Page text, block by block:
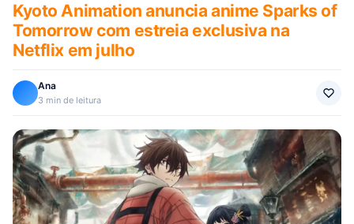
Kyoto Animation anuncia anime Sparks of
Tomorrow com estreia exclusiva na
Netflix em julho
Ana
3 min de leitura